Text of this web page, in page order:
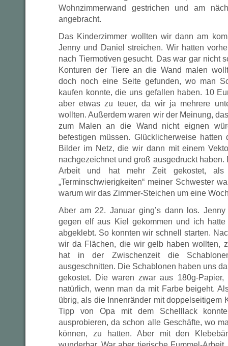
Wohnzimmerwand gestrichen und am
angebracht.
Das Kinderzimmer wollten wir dann am
Jenny und Daniel streichen. Wir hatten
nach Tiermotiven gesucht. Das war gar nicht
Konturen der Tiere an die Wand malen
doch noch eine Seite gefunden, wo man
kaufen konnte, die uns gefallen haben. 10
aber etwas zu teuer, da wir ja mehrere
wollten. Außerdem waren wir der Meinung,
zum Malen an die Wand nicht eignen
befestigen müssen. Glücklicherweise
Bilder im Netz, die wir dann mit einem
nachgezeichnet und groß ausgedruckt
Arbeit und hat mehr Zeit gekostet,
„Terminschwierigkeiten“ meiner Schwester
warum wir das Zimmer-Steichen um eine
Aber am 22. Januar ging’s dann los.
gegen elf aus Kiel gekommen und ich
abgeklebt. So konnten wir schnell starten.
wir da Flächen, die wir gelb haben wollten,
hat in der Zwischenzeit die
ausgeschnitten. Die Schablonen haben uns
gekostet. Die waren zwar aus 180g-
natürlich, wenn man da mit Farbe beigeht.
übrig, als die Innenränder mit doppelseitigem
Tipp von Opa mit dem Schelllack
ausprobieren, da schon alle Geschäfte, wo
können, zu hatten. Aber mit den